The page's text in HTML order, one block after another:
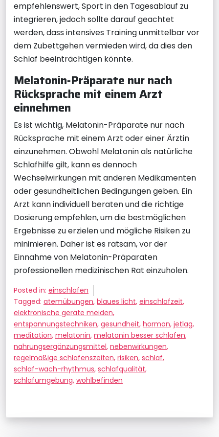
empfehlenswert, Sport in den Tagesablauf zu
integrieren, jedoch sollte darauf geachtet
werden, dass intensives Training unmittelbar vor
dem Zubettgehen vermieden wird, da dies den
Schlaf beeinträchtigen könnte.
Melatonin-Präparate nur nach
Rücksprache mit einem Arzt
einnehmen
Es ist wichtig, Melatonin-Präparate nur nach
Rücksprache mit einem Arzt oder einer Ärztin
einzunehmen. Obwohl Melatonin als natürliche
Schlafhilfe gilt, kann es dennoch
Wechselwirkungen mit anderen Medikamenten
oder gesundheitlichen Bedingungen geben. Ein
Arzt kann individuell beraten und die richtige
Dosierung empfehlen, um die bestmöglichen
Ergebnisse zu erzielen und mögliche Risiken zu
minimieren. Daher ist es ratsam, vor der
Einnahme von Melatonin-Präparaten
professionellen medizinischen Rat einzuholen.
Posted in: einschlafen
Tagged: atemübungen, blaues licht, einschlafzeit,
elektronische geräte meiden,
entspannungstechniken, gesundheit, hormon, jetlag,
meditation, melatonin, melatonin besser schlafen,
nahrungsergänzungsmittel, nebenwirkungen,
regelmäßige schlafenszeiten, risiken, schlaf,
schlaf-wach-rhythmus, schlafqualität,
schlafumgebung, wohlbefinden